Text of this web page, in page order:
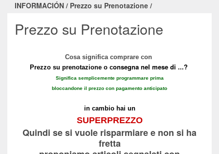
INFORMACIÓN / Prezzo su Prenotazione /
Prezzo su Prenotazione
Cosa significa comprare con
Prezzo su prenotazione o consegna nel mese di ...?
Significa semplicemente programmare prima
bloccandone il prezzo con pagamento anticipato
in cambio hai un
SUPERPREZZO
Quindi se si vuole risparmiare e non si ha
fretta